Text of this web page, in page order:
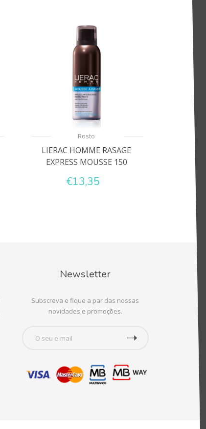
Rosto
LIERAC HOMME RASAGE
EXPRESS MOUSSE 150
€13,35
Newsletter
Subscreva e fique a par das nossas
novidades e promoções.